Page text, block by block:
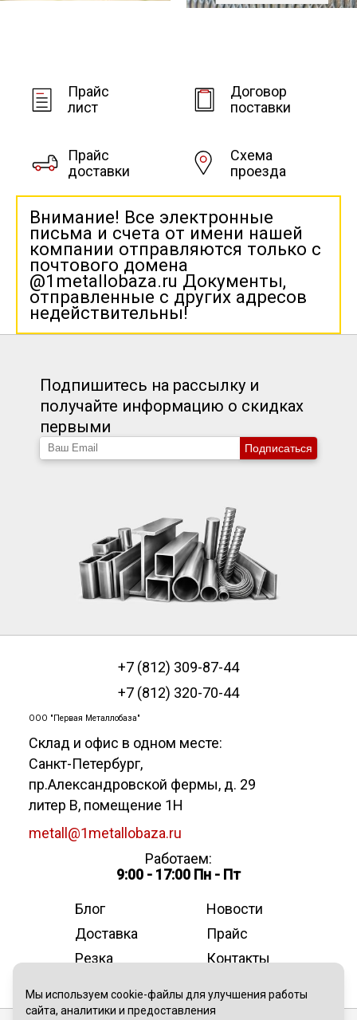
Прайс
лист
Договор
поставки
Прайс
доставки
Схема
проезда
Внимание! Все электронные
письма и счета от имени нашей
компании отправляются только с
почтового домена
@1metallobaza.ru Документы,
отправленные с других адресов
недействительны!
Подпишитесь на рассылку и
получайте информацию о скидках
первыми
Подписаться
+7 (812) 309-87-44
+7 (812) 320-70-44
ООО "Первая Металлобаза"
Склад и офис в одном месте:
Санкт-Петербург,
пр.Александровской фермы, д. 29
литер В, помещение 1Н
metall@1metallobaza.ru
Работаем:
9:00 - 17:00 Пн - Пт
Блог
Новости
Доставка
Прайс
Резка
Контакты
Мы используем cookie-файлы для улучшения работы
сайта, аналитики и предоставления